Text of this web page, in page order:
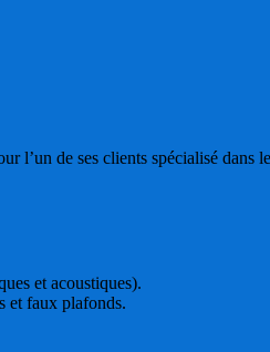
l’un de ses clients spécialisé dans
et acoustiques).
et faux plafonds.